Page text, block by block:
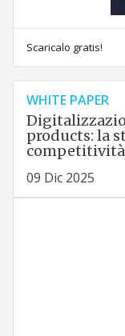
Scaricalo gratis!
WHITE PAPER
products: la
competitività
09 Dic 2025